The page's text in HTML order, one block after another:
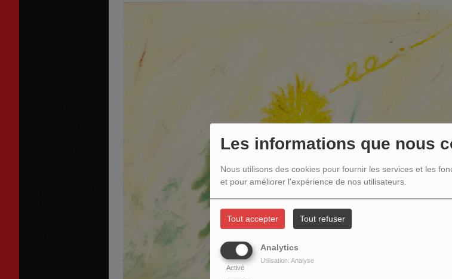
Les informations que nous
Nous utilisons des cookies pour fournir les services et les
et pour améliorer l'expérience de nos utilisateurs.
Tout accepter Tout refuser
Analytics
Activé
Utilisation: Analyse